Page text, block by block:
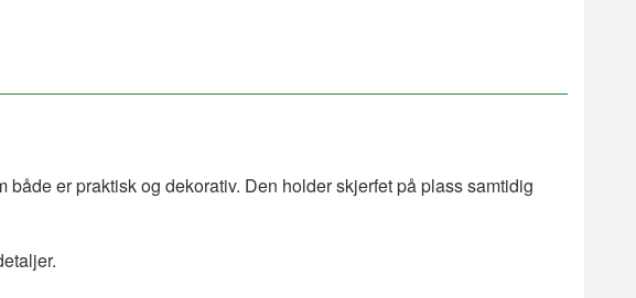
er praktisk og dekorativ. Den holder skjerfet på plass samtidig